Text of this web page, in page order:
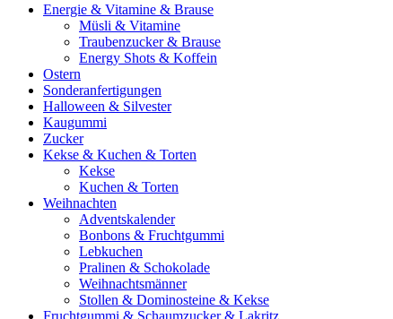
Energie & Vitamine & Brause
Müsli & Vitamine
Traubenzucker & Brause
Energy Shots & Koffein
Ostern
Sonderanfertigungen
Halloween & Silvester
Kaugummi
Zucker
Kekse & Kuchen & Torten
Kekse
Kuchen & Torten
Weihnachten
Adventskalender
Bonbons & Fruchtgummi
Lebkuchen
Pralinen & Schokolade
Weihnachtsmänner
Stollen & Dominosteine & Kekse
Fruchtgummi & Schaumzucker & Lakritz